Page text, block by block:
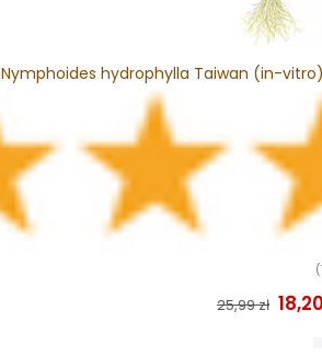
Nymphoides hydrophylla Taiwan (in-vitro)
25,99 zł